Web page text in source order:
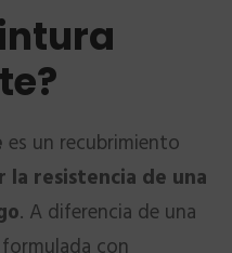
es un recubrimiento
la resistencia de una
. A diferencia de una